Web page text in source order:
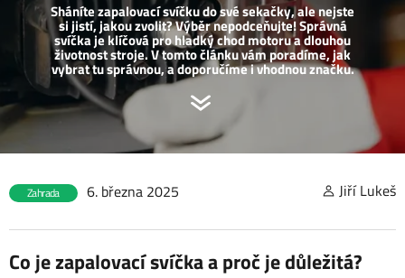
Sháníte zapalovací svíčku do své sekačky, ale nejste
si jistí, jakou zvolit? Výběr nepodceňujte! Správná
svíčka je klíčová pro hladký chod motoru a dlouhou
životnost stroje. V tomto článku vám poradíme, jak
vybrat tu správnou, a doporučíme i vhodnou značku.
Zahrada 6. března 2025 Jiří Lukeš
Co je zapalovací svíčka a proč je důležitá?